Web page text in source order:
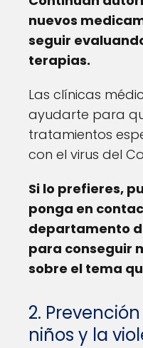
nuevos
seguir
terapias.
Las clínicas
ayudarte para
tratamientos
con el virus del
Si lo prefieres,
ponga en
departamento
para conseguir
sobre el tema
2.
niños y la